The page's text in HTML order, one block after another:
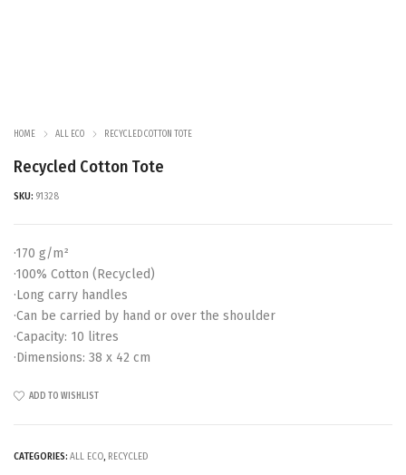
HOME ALL ECO RECYCLED COTTON TOTE
Recycled Cotton Tote
SKU: 91328
·170 g/m²
·100% Cotton (Recycled)
·Long carry handles
·Can be carried by hand or over the shoulder
·Capacity: 10 litres
·Dimensions: 38 x 42 cm
ADD TO WISHLIST
CATEGORIES: ALL ECO, RECYCLED